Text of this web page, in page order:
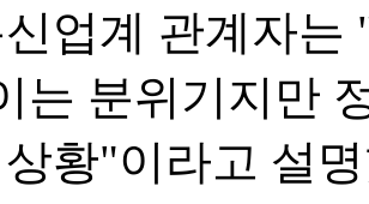
업계 관계자
는 분위기지만
황"이라고 설